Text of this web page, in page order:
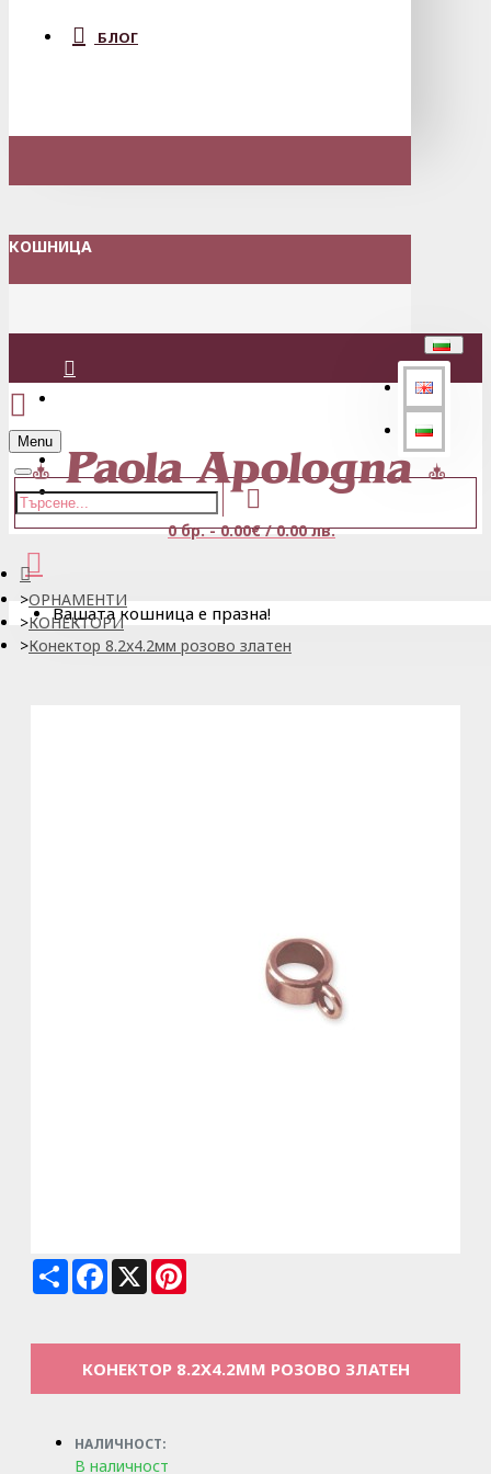
БЛОГ
КОШНИЦА
Регистрация
Menu
0 бр. - 0.00€ / 0.00 лв.
Вашата кошница е празна!
ОРНАМЕНТИ
КОНЕКТОРИ
Конектор 8.2x4.2мм розово златен
Share Facebook
X
КОНЕКТОР 8.2X4.2ММ РОЗОВО ЗЛАТЕН
НАЛИЧНОСТ:
В наличност